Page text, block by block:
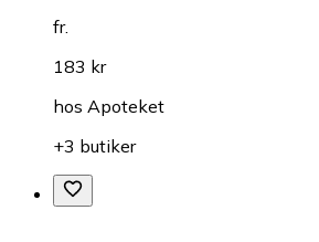
fr.
183 kr
hos Apoteket
+3 butiker